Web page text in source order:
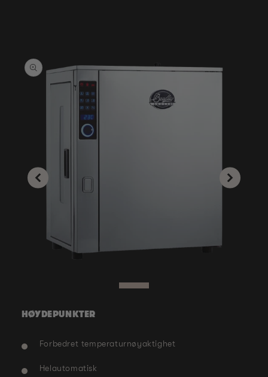
GÅ TIL
PRODUKTINFORMASJON
modal
HØYDEPUNKTER
Forbedret temperaturnøyaktighet
Helautomatisk